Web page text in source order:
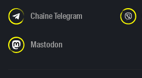
Chaîne Telegram
Mastodon